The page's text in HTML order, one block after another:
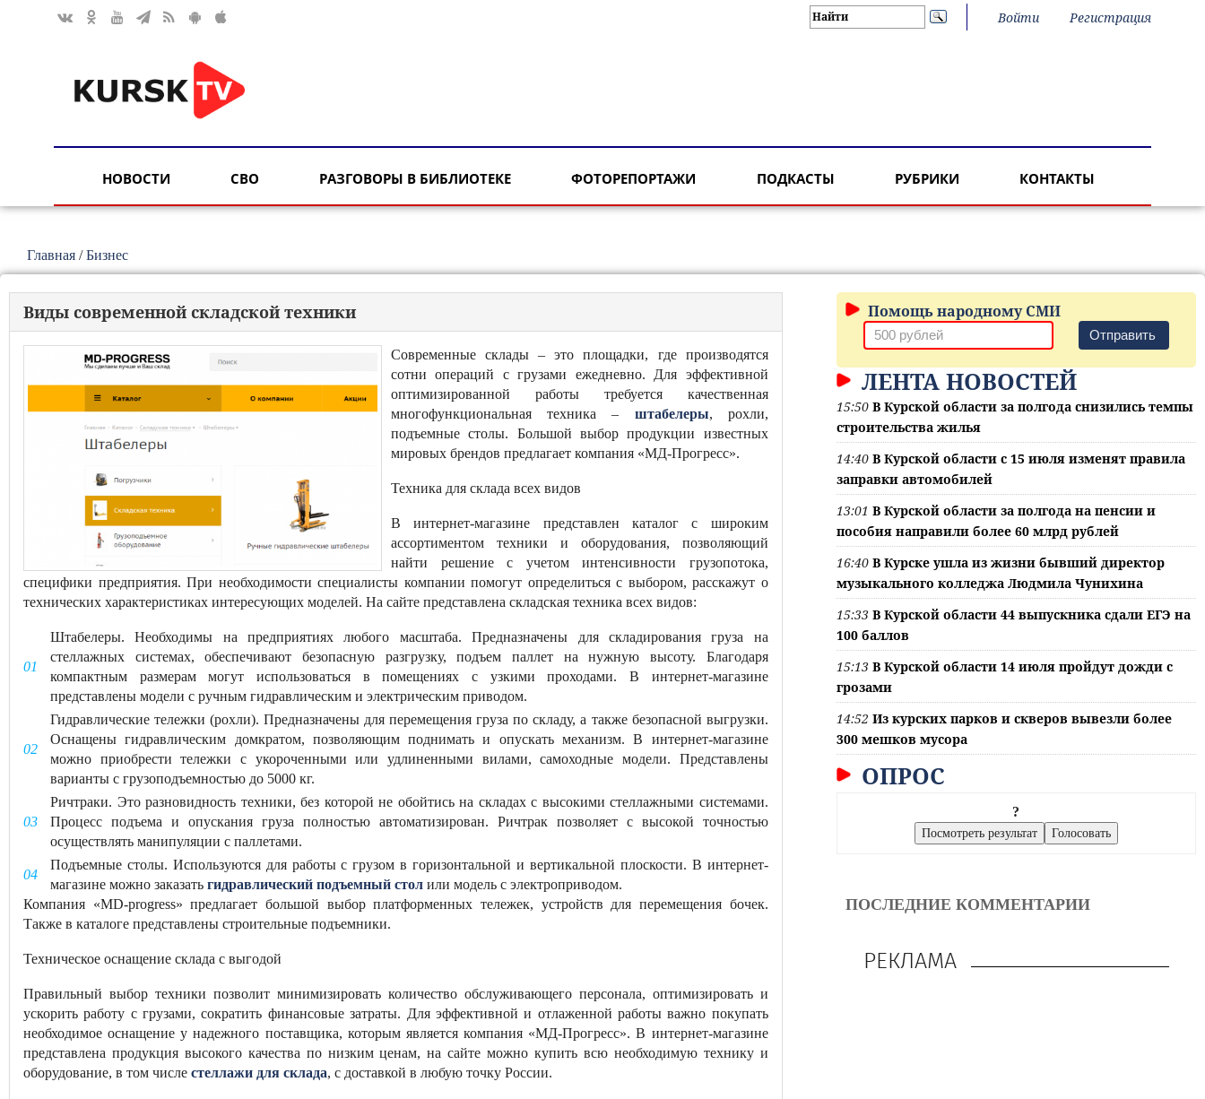
Войти Регистрация
НОВОСТИ СВО РАЗГОВОРЫ В БИБЛИОТЕКЕ ФОТОРЕПОРТАЖИ ПОДКАСТЫ РУБРИКИ КОНТАКТЫ
Главная /Бизнес
Виды современной складской техники
Современные склады – это площадки, где производятся
сотни операций с грузами ежедневно. Для эффективной
оптимизированной работы требуется качественная
многофункциональная техника – штабелеры, рохли,
подъемные столы. Большой выбор продукции известных
мировых брендов предлагает компания «МД-Прогресс».
Техника для склада всех видов
В интернет-магазине представлен каталог с широким
ассортиментом техники и оборудования, позволяющий
найти решение с учетом интенсивности грузопотока,
специфики предприятия. При необходимости специалисты компании помогут определиться с выбором, расскажут о
технических характеристиках интересующих моделей. На сайте представлена складская техника всех видов:
Штабелеры. Необходимы на предприятиях любого масштаба. Предназначены для складирования груза на
стеллажных системах, обеспечивают безопасную разгрузку, подъем паллет на нужную высоту. Благодаря
компактным размерам могут использоваться в помещениях с узкими проходами. В интернет-магазине
представлены модели с ручным гидравлическим и электрическим приводом.
Гидравлические тележки (рохли). Предназначены для перемещения груза по складу, а также безопасной выгрузки.
Оснащены гидравлическим домкратом, позволяющим поднимать и опускать механизм. В интернет-магазине
можно приобрести тележки с укороченными или удлиненными вилами, самоходные модели. Представлены
варианты с грузоподъемностью до 5000 кг.
Ричтраки. Это разновидность техники, без которой не обойтись на складах с высокими стеллажными системами.
Процесс подъема и опускания груза полностью автоматизирован. Ричтрак позволяет с высокой точностью
осуществлять манипуляции с паллетами.
Подъемные столы. Используются для работы с грузом в горизонтальной и вертикальной плоскости. В интернет-
магазине можно заказать гидравлический подъемный стол или модель с электроприводом.
Компания «MD-progress» предлагает большой выбор платформенных тележек, устройств для перемещения бочек.
Также в каталоге представлены строительные подъемники.
Техническое оснащение склада с выгодой
Правильный выбор техники позволит минимизировать количество обслуживающего персонала, оптимизировать и
ускорить работу с грузами, сократить финансовые затраты. Для эффективной и отлаженной работы важно покупать
необходимое оснащение у надежного поставщика, которым является компания «МД-Прогресс». В интернет-магазине
представлена продукция высокого качества по низким ценам, на сайте можно купить всю необходимую технику и
оборудование, в том числе стеллажи для склада, с доставкой в любую точку России.
Помощь народному СМИ
Отправить
ЛЕНТА НОВОСТЕЙ
15:50 В Курской области за полгода снизились темпы
строительства жилья
14:40 В Курской области с 15 июля изменят правила
заправки автомобилей
13:01 В Курской области за полгода на пенсии и
пособия направили более 60 млрд рублей
16:40 В Курске ушла из жизни бывший директор
музыкального колледжа Людмила Чунихина
15:33 В Курской области 44 выпускника сдали ЕГЭ на
100 баллов
15:13 В Курской области 14 июля пройдут дожди с
грозами
14:52 Из курских парков и скверов вывезли более
300 мешков мусора
ОПРОС
?
ПОСЛЕДНИЕ КОММЕНТАРИИ
РЕКЛАМА